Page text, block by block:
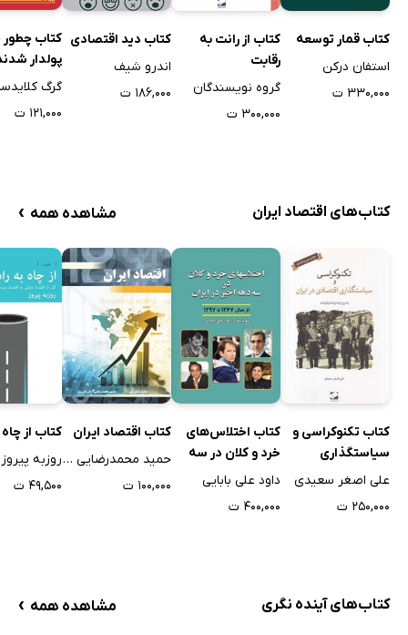
کتاب قمار توسعه
استفان درکن
۳۳۰,۰۰۰ ت
کتاب از رانت به
رقابت
گروه نویسندگان
۳۰۰,۰۰۰ ت
کتاب دید اقتصادی
اندرو شیف
۱۸۶,۰۰۰ ت
کتاب
پولدار
گرگ
۱۲۱,۰۰۰ ت
کتاب‌های اقتصاد ایران مشاهده همه ›
کتاب تکنوکراسی و
سیاستگذاری
اقتصادی در ایران
علی اصغر سعیدی
۲۵۰,۰۰۰ ت
کتاب اختلاس‌های
خرد و کلان در سه
دهه‌ی اخیر در ایران
1397
داود علی بابایی
۴۰۰,۰۰۰ ت
کتاب اقتصاد ایران
حمید محمدرضایی ازندریانی
۱۰۰,۰۰۰ ت
کتاب از چاه
روزبه پیروز
۴۹,۵۰۰ ت
کتاب‌های آینده نگری مشاهده همه ›